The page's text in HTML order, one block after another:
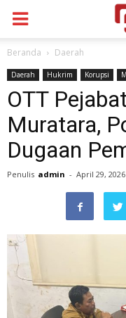
Beranda Daerah
Daerah Hukrim Korupsi
OTT
Muratara,
Dugaan
Penulis admin - April 29, 2026